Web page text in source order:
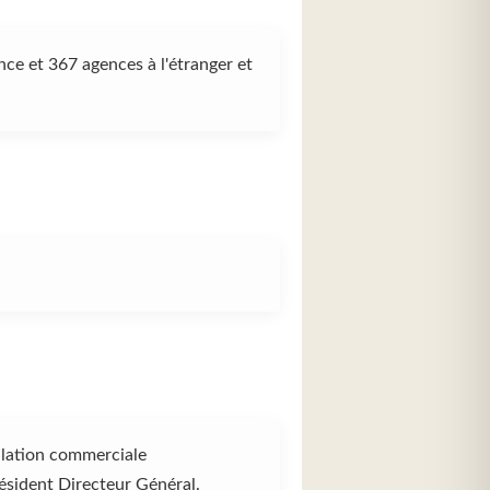
et 367 agences à l'étranger et
commerciale
Directeur Général.